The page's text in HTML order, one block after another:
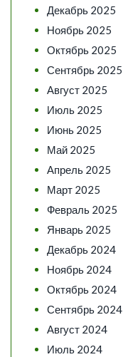
Декабрь 2025
Ноябрь 2025
Октябрь 2025
Сентябрь 2025
Август 2025
Июль 2025
Июнь 2025
Май 2025
Апрель 2025
Март 2025
Февраль 2025
Январь 2025
Декабрь 2024
Ноябрь 2024
Октябрь 2024
Сентябрь 2024
Август 2024
Июль 2024